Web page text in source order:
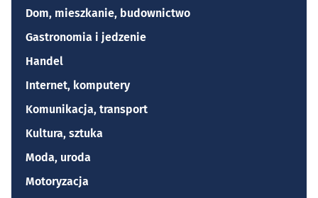
Dom, mieszkanie, budownictwo
Gastronomia i jedzenie
Handel
Internet, komputery
Komunikacja, transport
Kultura, sztuka
Moda, uroda
Motoryzacja